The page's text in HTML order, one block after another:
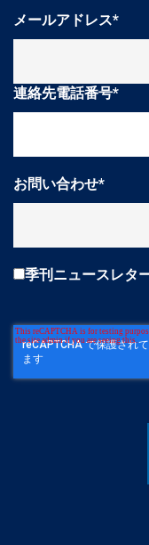
メールアドレス*
連絡先電話番号*
お問い合わせ*
季刊ニュースレタ